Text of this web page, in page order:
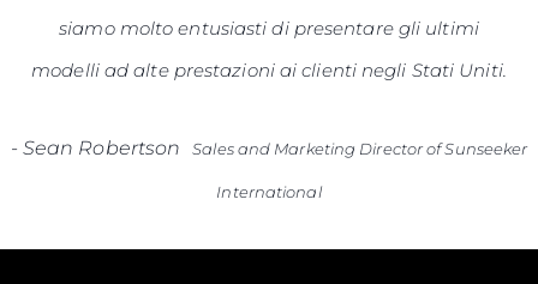
siamo molto entusiasti di presentare gli ultimi
modelli ad alte prestazioni ai clienti negli Stati Uniti.
- Sean Robertson Sales and Marketing Director of Sunseeker
International